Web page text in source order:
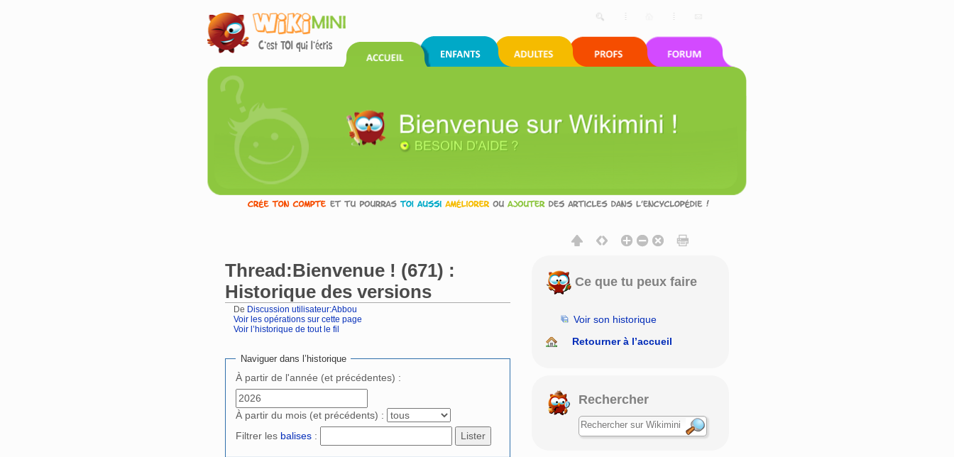
Thread:Bienvenue ! (671) :
Historique des versions
De Discussion utilisateur:Abbou
Voir les opérations sur cette page
Voir l’historique de tout le fil
Naviguer dans l’historique
À partir de l'année (et précédentes) :
À partir du mois (et précédents) :
Filtrer les balises :
Ce que tu peux faire
Voir son historique
Retourner à l’accueil
Rechercher